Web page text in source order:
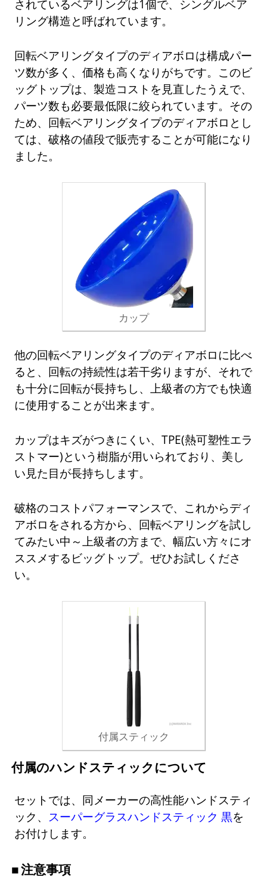
されているベアリングは1個で、シングルベア
リング構造と呼ばれています。
回転ベアリングタイプのディアボロは構成パー
ツ数が多く、価格も高くなりがちです。このビ
ッグトップは、製造コストを見直したうえで、
パーツ数も必要最低限に絞られています。その
ため、回転ベアリングタイプのディアボロとし
ては、破格の値段で販売することが可能になり
ました。
カップ
他の回転ベアリングタイプのディアボロに比べ
ると、回転の持続性は若干劣りますが、それで
も十分に回転が長持ちし、上級者の方でも快適
に使用することが出来ます。
カップはキズがつきにくい、TPE(熱可塑性エラ
ストマー)という樹脂が用いられており、美し
い見た目が長持ちします。
破格のコストパフォーマンスで、これからディ
アボロをされる方から、回転ベアリングを試し
てみたい中～上級者の方まで、幅広い方々にオ
ススメするビッグトップ。ぜひお試しくださ
い。
付属スティック
付属のハンドスティックについて
セットでは、同メーカーの高性能ハンドスティ
ック、 スーパーグラスハンドスティック 黒を
お付けします。
注意事項